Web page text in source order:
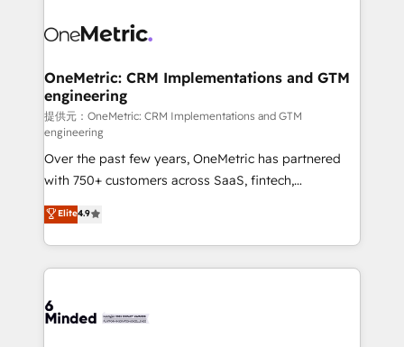
Iberia (Spain & Portugal), we combine human insight
growth. Our multidisciplinary team designs solutions
that simplify complexity, boost performance, and
turn innovation into real impact. 🌍 Highlights •
HubSpot Partner since 2012 • 2022 EMEA Impact
Award: Best Integration • 150+ successful HubSpot
projects • Clients in 30+ industries • Proprietary
technology for integrations • Multilingual team:
English, Spanish, Portuguese & Italian 👉 Grow
smarter with AI and HubSpot.
OneMetric: CRM Implementations and GTM
engineering
提供元：OneMetric: CRM Implementations and GTM
engineering
Over the past few years, OneMetric has partnered
with 750+ customers across SaaS, fintech,
healthcare, real estate, and other industries. With
150+ HubSpot-certified experts, we deliver scalable
solutions to complex GTM and RevOps challenges.
Our Expertise 🔹 Onboarding & Implementation:
tailored to your GTM motion. 🔹 Migrations:
Elite4.9